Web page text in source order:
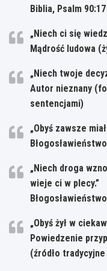
Biblia, Psalm 90:17
„Niech ci się
Mądrość ludowa
„Niech twoje
Autor nieznany
sentencjami)
„Obyś zawsze
„Niech droga
wieje ci w plecy.”
„Obyś żył w
Powiedzenie
(źródło